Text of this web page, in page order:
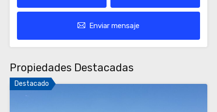
Enviar mensaje
Propiedades Destacadas
Destacado